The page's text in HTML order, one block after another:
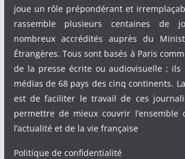
joue un rôle prépondérant et
rassemble plusieurs centaines de
nombreux accrédités auprès du
Étrangères. Tous sont basés à Paris
de la presse écrite ou audiovisuelle ; ils
médias de 68 pays des cinq continents. La
est de faciliter le travail de ces
permettre de mieux couvrir l’ensemble
l’actualité et de la vie française.
Politique de confidentialité